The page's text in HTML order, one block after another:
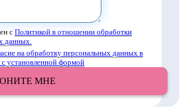
с Политикой в отношении обработки
данных.
на обработку персональных данных в
с установленной формой
МНЕ